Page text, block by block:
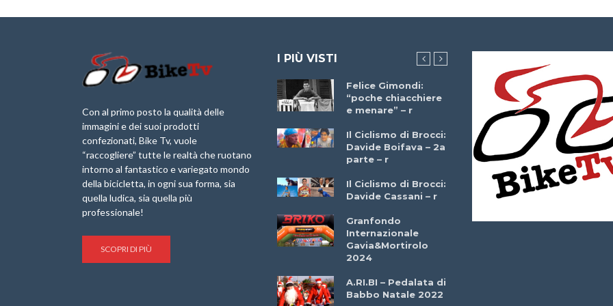
Con al primo posto la qualità delle
immagini e dei suoi prodotti
confezionati, Bike Tv, vuole
“raccogliere” tutte le realtà che ruotano
intorno al fantastico e variegato mondo
della bicicletta, in ogni sua forma, sia
quella ludica, sia quella più
professionale!
SCOPRI DI PIÙ
I PIÙ VISTI
Briko Torino – 11
Maggio 2025 – r
Minerva Edizioni e
Giancarlo Brocci
per “Bartali l’Ultimo
Marathon 2025”
IX Ed. “Tra
Borghi&Castelli” –
Anteprima
1a Edizione
Granfondo
Felice Gimondi:
“poche chiacchiere
e menare” – r
Il Ciclismo di Brocci:
Davide Boifava – 2a
parte – r
Il Ciclismo di Brocci:
Davide Cassani – r
Granfondo
Internazionale
Gavia&Mortirolo
2024
A.RI.BI – Pedalata di
Babbo Natale 2022
Brocci Incontra
Giuseppe Martinelli
– r
Che cos’è il
triathlon? Con
Simone Diamantini
– r
Marzo 2025 –